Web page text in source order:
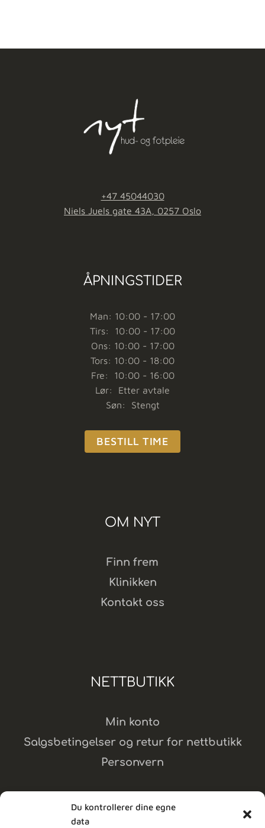
Du kontrollerer dine egne
data
+47 45044030
Niels Juels gate 43A, 0257 Oslo
ÅPNINGSTIDER
Man: 10:00 - 17:00
Tirs: 10:00 - 17:00
Ons: 10:00 - 17:00
Tors: 10:00 - 18:00
Fre: 10:00 - 16:00
Lør: Etter avtale
Søn: Stengt
BESTILL TIME
OM NYT
Finn frem
Klinikken
Kontakt oss
NETTBUTIKK
Min konto
Salgsbetingelser og retur for nettbutikk
Personvern